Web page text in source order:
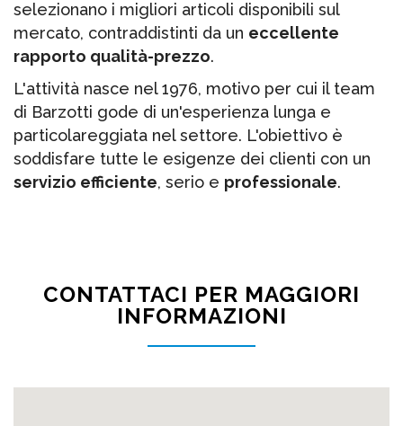
selezionano i migliori articoli disponibili sul
mercato, contraddistinti da un eccellente
rapporto qualità-prezzo.
L'attività nasce nel 1976, motivo per cui il team
di Barzotti gode di un'esperienza lunga e
particolareggiata nel settore. L'obiettivo è
soddisfare tutte le esigenze dei clienti con un
servizio efficiente, serio e professionale.
CONTATTACI PER MAGGIORI
INFORMAZIONI